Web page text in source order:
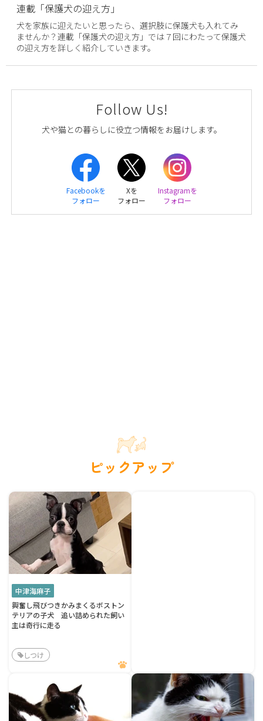
連載「保護犬の迎え方」
犬を家族に迎えたいと思ったら、選択肢に保護犬も入れてみ
ませんか？連載「保護犬の迎え方」では７回にわたって保護犬
の迎え方を詳しく紹介していきます。
Follow Us!
犬や猫との暮らしに役立つ情報をお届けします。
Facebookを
フォロー
Xを
フォロー
Instagramを
フォロー
ピックアップ
中津海麻子
興奮し飛びつきかみまくるボストン
テリアの子犬 追い詰められた飼い
主は奇行に走る
しつけ